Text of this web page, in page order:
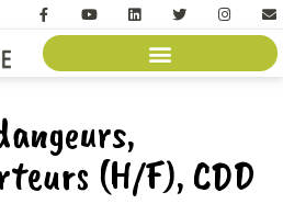
(H/F), CDD